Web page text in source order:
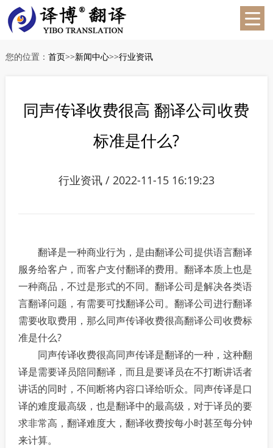
您的位置： 首页>>新闻中心>>行业资讯
同声传译收费很高 翻译公司收费
标准是什么?
行业资讯 / 2022-11-15 16:19:23
翻译是一种商业行为，是由翻译公司提供语言翻译
服务给客户，而客户支付翻译的费用。翻译本质上也是
一种商品，不过是形式的不同。翻译公司是解决各类语
言翻译问题，有需要可找翻译公司。翻译公司进行翻译
需要收取费用，那么同声传译收费很高翻译公司收费标
准是什么?
同声传译收费很高同声传译是翻译的一种，这种翻
译是需要译员陪同翻译，而且是要译员在不打断讲话者
讲话的同时，不间断将内容口译给听众。同声传译是口
译的难度最高级，也是翻译中的最高级，对于译员的要
求非常高，翻译难度大，翻译收费按每小时甚至每分钟
来计算。